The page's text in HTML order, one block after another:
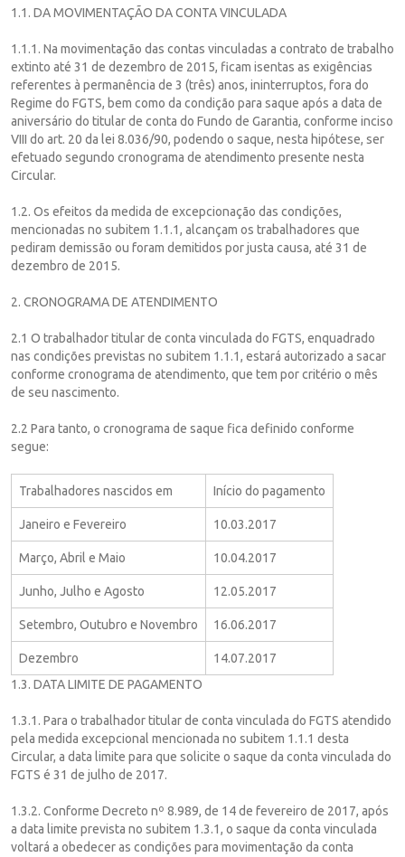
1.1. DA MOVIMENTAÇÃO DA CONTA VINCULADA
1.1.1. Na movimentação das contas vinculadas a contrato de trabalho
extinto até 31 de dezembro de 2015, ficam isentas as exigências
referentes à permanência de 3 (três) anos, ininterruptos, fora do
Regime do FGTS, bem como da condição para saque após a data de
aniversário do titular de conta do Fundo de Garantia, conforme inciso
VIII do art. 20 da lei 8.036/90, podendo o saque, nesta hipótese, ser
efetuado segundo cronograma de atendimento presente nesta
Circular.
1.2. Os efeitos da medida de excepcionação das condições,
mencionadas no subitem 1.1.1, alcançam os trabalhadores que
pediram demissão ou foram demitidos por justa causa, até 31 de
dezembro de 2015.
2. CRONOGRAMA DE ATENDIMENTO
2.1 O trabalhador titular de conta vinculada do FGTS, enquadrado
nas condições previstas no subitem 1.1.1, estará autorizado a sacar
conforme cronograma de atendimento, que tem por critério o mês
de seu nascimento.
2.2 Para tanto, o cronograma de saque fica definido conforme
segue:
Trabalhadores nascidos em Início do pagamento
Janeiro e Fevereiro 10.03.2017
Março, Abril e Maio 10.04.2017
Junho, Julho e Agosto 12.05.2017
Setembro, Outubro e Novembro 16.06.2017
Dezembro
14.07.2017
1.3. DATA LIMITE DE PAGAMENTO
1.3.1. Para o trabalhador titular de conta vinculada do FGTS atendido
pela medida excepcional mencionada no subitem 1.1.1 desta
Circular, a data limite para que solicite o saque da conta vinculada do
FGTS é 31 de julho de 2017.
1.3.2. Conforme Decreto nº 8.989, de 14 de fevereiro de 2017, após
a data limite prevista no subitem 1.3.1, o saque da conta vinculada
voltará a obedecer as condições para movimentação da conta